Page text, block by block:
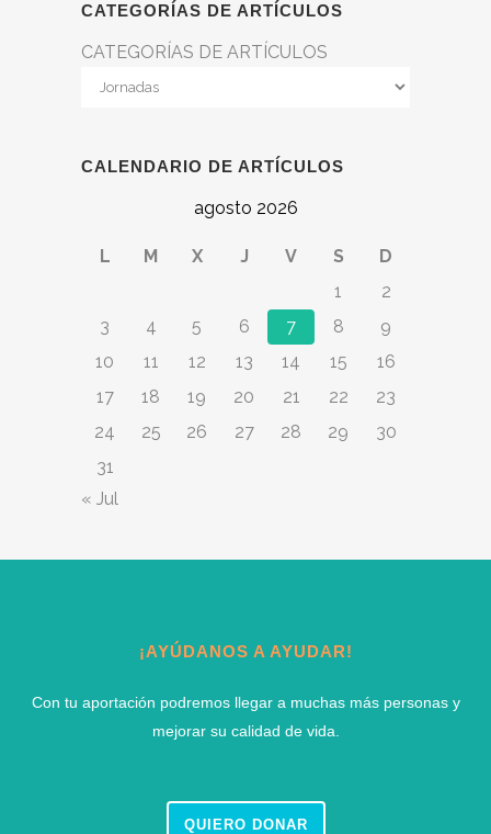
CATEGORÍAS DE ARTÍCULOS
CATEGORÍAS DE ARTÍCULOS
CALENDARIO DE ARTÍCULOS
agosto 2026
L M X J V S
D
1
2
3
4 5 6 7 8
9
10
11 12 13 14 15
16
17
18 19 20 21 22
23
24
25 26 27 28 29
30
31
« Jul
¡AYÚDANOS A AYUDAR!
Con tu aportación podremos llegar a muchas más personas y
mejorar su calidad de vida.
QUIERO DONAR